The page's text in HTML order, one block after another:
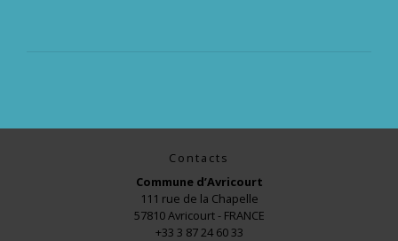
Contacts
Commune d’Avricourt
111 rue de la Chapelle
57810 Avricourt - FRANCE
+33 3 87 24 60 33